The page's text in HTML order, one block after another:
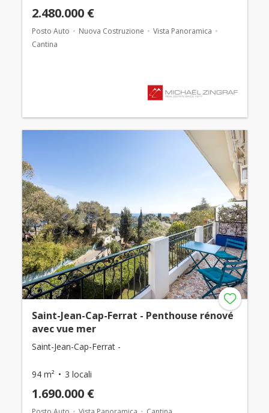
2.480.000 €
Posto Auto Nuova Costruzione
Vista Panoramica
Cantina
Saint-Jean-Cap-Ferrat - Penthouse rénové
avec vue mer
Saint-Jean-Cap-Ferrat -
94 m² 3 locali
1.690.000 €